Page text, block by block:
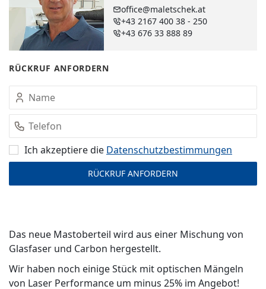
office@maletschek.at
+43 2167 400 38 - 250
+43 676 33 888 89
RÜCKRUF ANFORDERN
Ich akzeptiere die Datenschutz­bestimmungen
Das neue Mastoberteil wird aus einer Mischung von
Glasfaser und Carbon hergestellt.
Wir haben noch einige Stück mit optischen Mängeln
von Laser Performance um minus 25% im Angebot!